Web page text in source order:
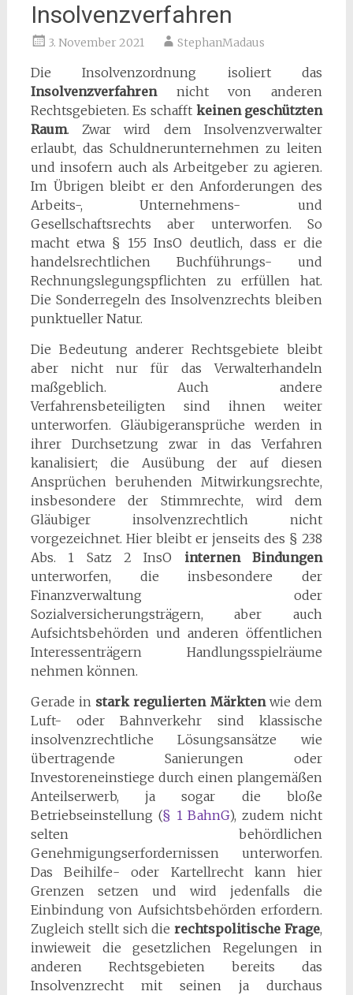
Insolvenzverfahren
3. November 2021 StephanMadaus
Die Insolvenzordnung isoliert das
Insolvenzverfahrennicht von anderen
Rechtsgebieten. Es schafft keinen geschützten
Raum. Zwar wird dem Insolvenzverwalter
erlaubt, das Schuldnerunternehmen zu leiten
und insofern auch als Arbeitgeber zu agieren.
Im Übrigen bleibt er den Anforderungen des
Arbeits-, Unternehmens- und
Gesellschaftsrechts aber unterworfen. So
macht etwa § 155 InsO deutlich, dass er die
handelsrechtlichen Buchführungs- und
Rechnungslegungspflichten zu erfüllen hat.
Die Sonderregeln des Insolvenzrechts bleiben
punktueller Natur.
Die Bedeutung anderer Rechtsgebiete bleibt
aber nicht nur für das Verwalterhandeln
maßgeblich. Auch andere
Verfahrensbeteiligten sind ihnen weiter
unterworfen. Gläubigeransprüche werden in
ihrer Durchsetzung zwar in das Verfahren
kanalisiert; die Ausübung der auf diesen
Ansprüchen beruhenden Mitwirkungsrechte,
insbesondere der Stimmrechte, wird dem
Gläubiger insolvenzrechtlich nicht
vorgezeichnet. Hier bleibt er jenseits des § 238
Abs. 1 Satz 2 InsO internen Bindungen
unterworfen, die insbesondere der
Finanzverwaltung oder
Sozialversicherungsträgern, aber auch
Aufsichtsbehörden und anderen öffentlichen
Interessenträgern Handlungsspielräume
nehmen können.
Gerade in stark regulierten Märktenwie dem
Luft- oder Bahnverkehr sind klassische
insolvenzrechtliche Lösungsansätze wie
übertragende Sanierungen oder
Investoreneinstiege durch einen plangemäßen
Anteilserwerb, ja sogar die bloße
Betriebseinstellung (§ 1 BahnG), zudem nicht
selten behördlichen
Genehmigungserfordernissen unterworfen.
Das Beihilfe- oder Kartellrecht kann hier
Grenzen setzen und wird jedenfalls die
Einbindung von Aufsichtsbehörden erfordern.
Zugleich stellt sich dierechtspolitische Frage,
inwieweit die gesetzlichen Regelungen in
anderen Rechtsgebieten bereits das
Insolvenzrecht mit seinen ja durchaus